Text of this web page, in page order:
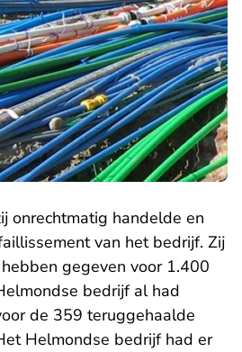
onrechtmatig handelde en
van het bedrijf. Zij
gegeven voor 1.400
bedrijf al had
de 359 teruggehaalde
Helmondse bedrijf had er